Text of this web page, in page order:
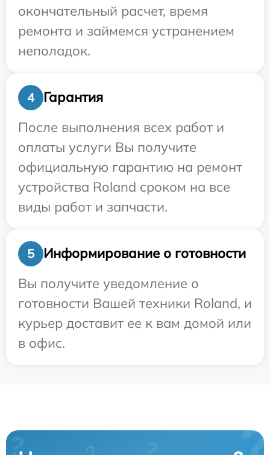
окончательный расчет, время
ремонта и займемся устранением
неполадок.
4
Гарантия
После выполнения всех работ и
оплаты услуги Вы получите
официальную гарантию на ремонт
устройства Roland сроком на все
виды работ и запчасти.
5
Информирование о готовности
Вы получите уведомление о
готовности Вашей техники Roland, и
курьер доставит ее к вам домой или
в офис.